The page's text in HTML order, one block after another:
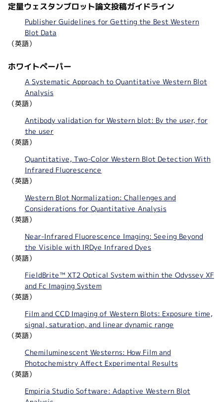
定量ウェスタンブロット論文投稿ガイドライン
Publisher Guidelines for Getting the Best Western
Blot Data
（英語）
ホワイトペーパー
A Systematic Approach to Quantitative Western Blot
Analysis
（英語）
Antibody validation for Western blot: By the user, for
the user
（英語）
Quantitative, Two-Color Western Blot Detection With
Infrared Fluorescence
（英語）
Western Blot Normalization: Challenges and
Considerations for Quantitative Analysis
（英語）
Near-Infrared Fluorescence Imaging: Seeing Beyond
the Visible with IRDye Infrared Dyes
（英語）
FieldBrite™ XT2 Optical System within the Odyssey XF
and Fc Imaging System
（英語）
Film and CCD Imaging of Western Blots: Exposure time,
signal, saturation, and linear dynamic range
（英語）
Chemiluminescent Westerns: How Film and
Photochemistry Affect Experimental Results
（英語）
Empiria Studio Software: Adaptive Western Blot